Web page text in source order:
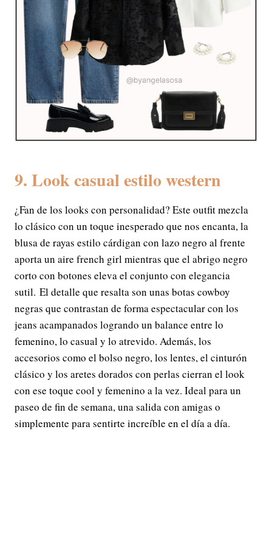
9. Look casual estilo western
¿Fan de los looks con personalidad? Este outfit mezcla
lo clásico con un toque inesperado que nos encanta, la
blusa de rayas estilo cárdigan con lazo negro al frente
aporta un aire french girl mientras que el abrigo negro
corto con botones eleva el conjunto con elegancia
sutil. El detalle que resalta son unas botas cowboy
negras que contrastan de forma espectacular con los
jeans acampanados logrando un balance entre lo
femenino, lo casual y lo atrevido. Además, los
accesorios como el bolso negro, los lentes, el cinturón
clásico y los aretes dorados con perlas cierran el look
con ese toque cool y femenino a la vez. Ideal para un
paseo de fin de semana, una salida con amigas o
simplemente para sentirte increíble en el día a día.